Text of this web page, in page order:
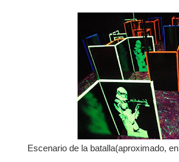
Escenario de la batalla(aproximado,